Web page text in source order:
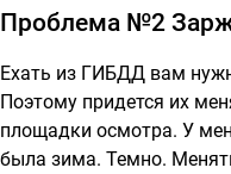
Проблема №2
Ехать из ГИБДД вам
Поэтому придется их
площадки осмотра. У
была зима. Темно.